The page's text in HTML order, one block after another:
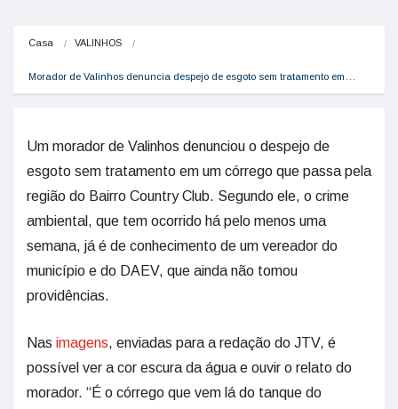
Casa VALINHOS
Morador de Valinhos denuncia despejo de esgoto sem tratamento em…
Um morador de Valinhos denunciou o despejo de
esgoto sem tratamento em um córrego que passa pela
região do Bairro Country Club. Segundo ele, o crime
ambiental, que tem ocorrido há pelo menos uma
semana, já é de conhecimento de um vereador do
município e do DAEV, que ainda não tomou
providências.
Nas imagens, enviadas para a redação do JTV, é
possível ver a cor escura da água e ouvir o relato do
morador. “É o córrego que vem lá do tanque do